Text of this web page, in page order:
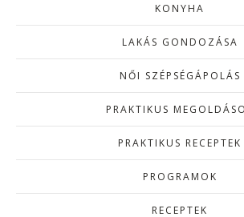
KONYHA
LAKÁS GONDOZÁSA
NŐI SZÉPSÉGÁPOLÁS
PRAKTIKUS
PRAKTIKUS RECEPTEK
PROGRAMOK
RECEPTEK